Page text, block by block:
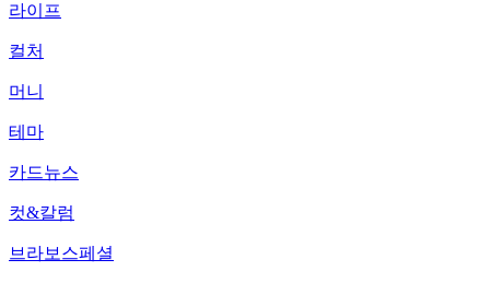
라이프
컬처
머니
테마
카드뉴스
컷&칼럼
브라보스페셜